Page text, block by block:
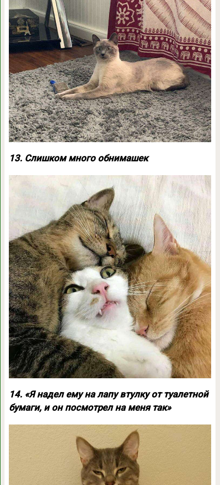
13. Слишком много обнимашек
14. «Я надел ему на лапу втулку от туалетной
бумаги, и он посмотрел на меня так»